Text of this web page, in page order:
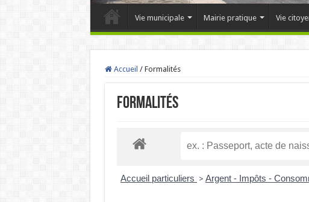
Vie municipale Mairie pratique Vie
Accueil / Formalités
Formalités
Accueil particuliers > Argent - Impôts -